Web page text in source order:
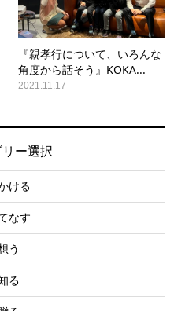
『親孝行について、いろんな
角度から話そう』KOKA...
2021.11.17
ー選択
ける
なす
う
る